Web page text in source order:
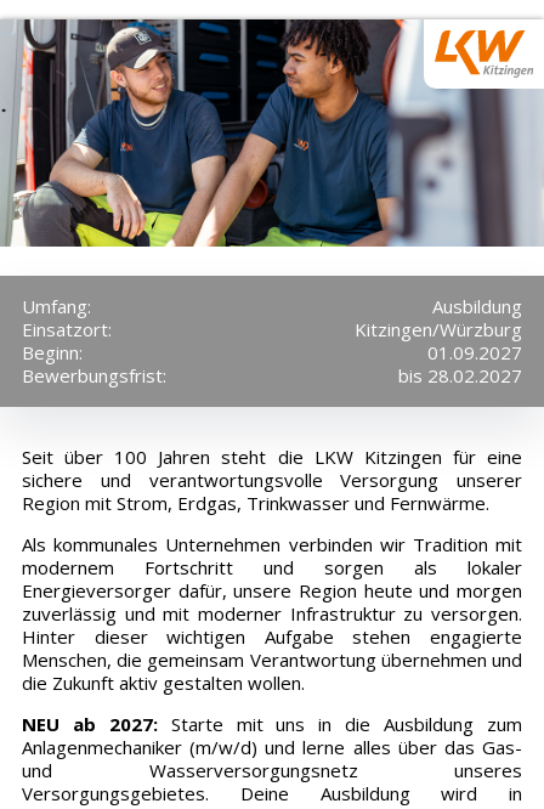
Umfang:
Ausbildung
Einsatzort:
Kitzingen/Würzburg
Beginn:
01.09.2027
Bewerbungsfrist:
bis 28.02.2027
Seit über 100 Jahren steht die LKW Kitzingen für eine
sichere und verantwortungsvolle Versorgung unserer
Region mit Strom, Erdgas, Trinkwasser und Fernwärme.
Als kommunales Unternehmen verbinden wir Tradition mit
modernem Fortschritt und sorgen als lokaler
Energieversorger dafür, unsere Region heute und morgen
zuverlässig und mit moderner Infrastruktur zu versorgen.
Hinter dieser wichtigen Aufgabe stehen engagierte
Menschen, die gemeinsam Verantwortung übernehmen und
die Zukunft aktiv gestalten wollen.
NEU ab 2027:Starte mit uns in die Ausbildung zum
Anlagenmechaniker (m/w/d) und lerne alles über das Gas-
und Wasserversorgungsnetz unseres
Versorgungsgebietes. Deine Ausbildung wird in